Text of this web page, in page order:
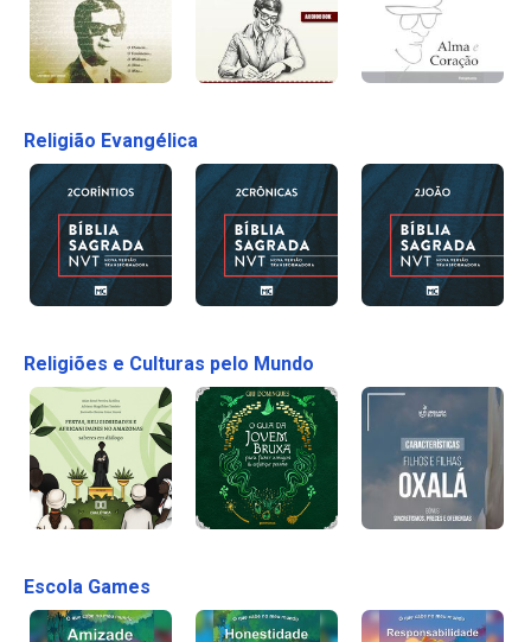
Religião Evangélica
Religiões e Culturas pelo Mundo
Escola Games